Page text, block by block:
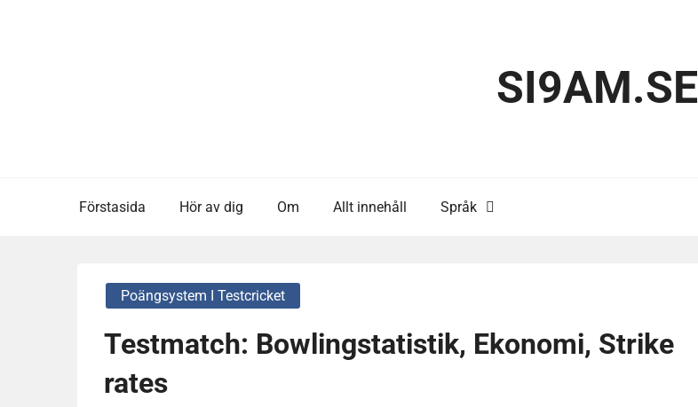
SI9AM.SE
Förstasida Hör av dig Om Allt innehåll Språk
Poängsystem I Testcricket
Testmatch: Bowlingstatistik, Ekonomi, Strike
rates